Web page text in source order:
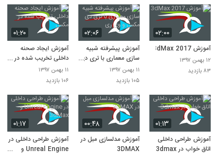
۰۲:۰۰
آموزش 3dMax 2017
۱۲ بهمن ۱۳۹۷
۸۳ بازدید
۰۲:۰۶
آموزش پیشرفته شبیه
سازی معماری با تری دی
مکس و وی ری‎
۱۱ بهمن ۱۳۹۷
۱۰۵ بازدید
۰۱:۲۰
آموزش ایجاد صحنه
داخلی تخریب شده در
مکس‎
۱۱ بهمن ۱۳۹۷
۱۰۶ بازدید
۰۱:۱۳
آموزش طراحی داخلی
اتاق خواب در 3dmax
۰۰:۴۸
آموزش مدلسازی مبل در
3DMAX
۰۱:۱۷
آموزش طراحی داخلی در
Unreal Engine و